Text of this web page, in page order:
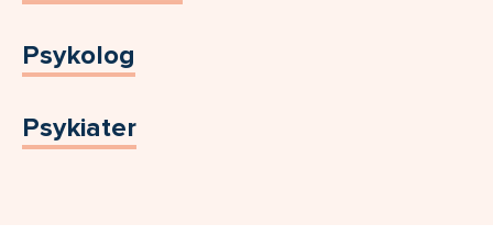
Psykolog
Psykiater